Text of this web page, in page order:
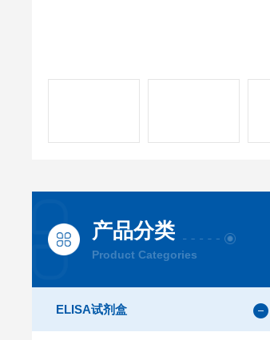
产品分类
Product Categories
ELISA试剂盒